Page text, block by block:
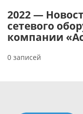
2022 —
сетевого
компании
0 записей